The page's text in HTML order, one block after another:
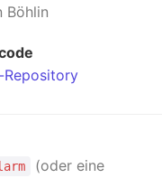
Böhlin
Repository
(oder eine